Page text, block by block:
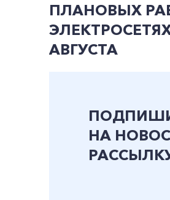
ПЛАНОВЫХ
АВГУСТА
НА